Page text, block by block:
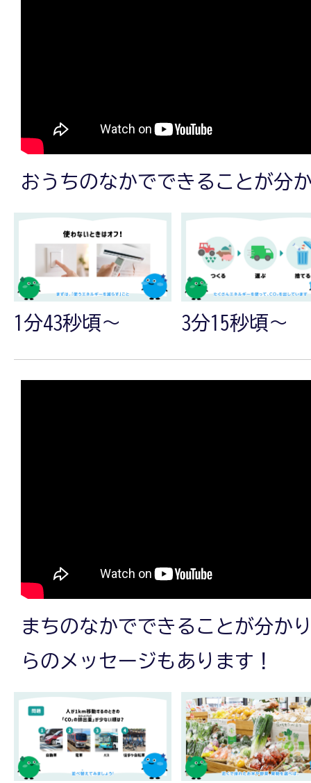
おうちのなかでできることが分
1分43秒頃～ 3分15秒頃～
まちのなかでできることが分か
らのメッセージもあります！